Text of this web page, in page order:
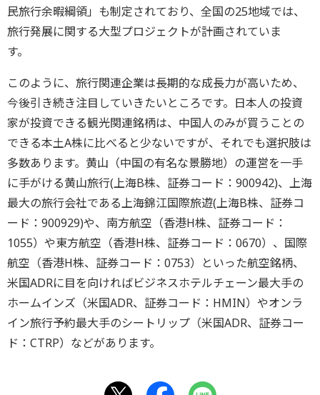
民旅行余暇綱領」も制定されており、全国の25地域では、
旅行発展に関する大型プロジェクトが計画されていま
す。
このように、旅行関連企業は長期的な成長力が高いため、
今後引き続き注目していきたいところです。日本人の投資
家が投資できる観光関連銘柄は、中国人のみが買うことの
できる本土A株に比べると少ないですが、それでも選択肢は
多数あります。黄山（中国の有名な景勝地）の運営を一手
に手がける黄山旅行(上海B株、証券コード：900942)、上海
最大の旅行会社である上海錦江国際旅遊(上海B株、証券コ
ード：900929)や、南方航空（香港H株、証券コード：
1055）や東方航空（香港H株、証券コード：0670）、国際
航空（香港H株、証券コード：0753）といった航空銘柄、
米国ADRに目を向ければビジネスホテルチェーン最大手の
ホームインズ（米国ADR、証券コード：HMIN）やオンラ
イン旅行予約最大手のシートリップ（米国ADR、証券コー
ド：CTRP）などがあります。